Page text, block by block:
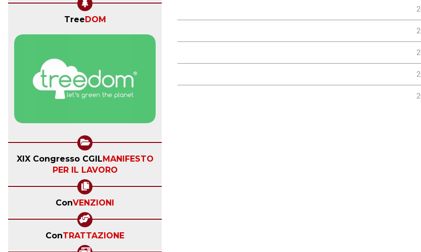
TreeDOM
XIX Congresso CGILMANIFESTO
PER IL LAVORO
ConVENZIONI
ConTRATTAZIONE